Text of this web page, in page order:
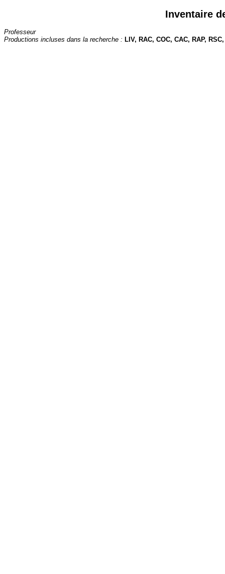
Inventaire
Professeur
Productions incluses dans la recherche : LIV, RAC, COC, CAC, RAP,